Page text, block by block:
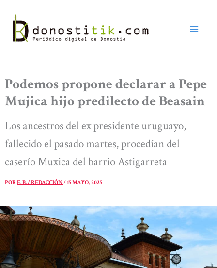
contenido
Podemos propone declarar a Pepe
Mujica hijo predilecto de Beasain
Los ancestros del ex presidente uruguayo,
fallecido el pasado martes, procedían del
caserío Muxica del barrio Astigarreta
PORE. B. / REDACCIÓN/15 MAYO, 2025